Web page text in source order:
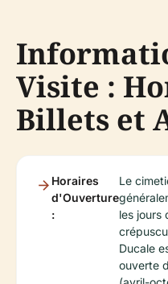
Visite :
Billets et
Horaires
d'Ouverture
:
Le
les jours
Ducale
ouverte